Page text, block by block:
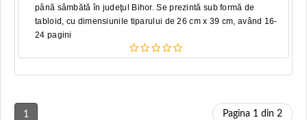
până sâmbătă în judeţul Bihor. Se prezintă sub formă de
tabloid, cu dimensiunile tiparului de 26 cm x 39 cm, având 16-
24 pagini
1 Pagina 1 din 2